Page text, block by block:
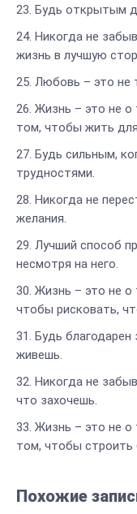
Будь открытым
Никогда не
жизнь в лучшую
Любовь – это не
Жизнь – это не о
том, чтобы жить
Будь сильным,
трудностями.
Никогда не
желания.
Лучший способ
несмотря на него.
Жизнь – это не о
чтобы рисковать,
Будь
живешь.
Никогда не
что захочешь.
Жизнь – это не
том, чтобы строить
Похожие